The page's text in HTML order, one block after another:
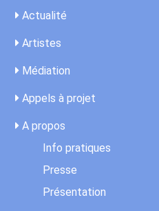
Actualité
Artistes
Médiation
Appels à projet
A propos
Info pratiques
Presse
Présentation